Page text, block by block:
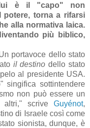
lui è il "capo" non
potere, torna a rifarsi
alla normativa laica.
più biblico,
portavoce dello stato
il destino dello stato
al presidente USA.
singifica sottintendere
non può essere un
altri," scrive Guyénot,
di Israele così come
sionista, dunque, è